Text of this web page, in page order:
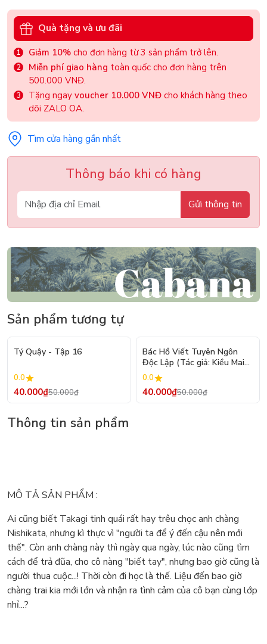
Quà tặng và ưu đãi
Giảm 10% cho đơn hàng từ 3 sản phẩm trở lên.
Miễn phí giao hàng toàn quốc cho đơn hàng trên
500.000 VNĐ.
Tặng ngay voucher 10.000 VNĐ cho khách hàng theo
dõi ZALO OA.
Tìm cửa hàng gần nhất
Thông báo khi có hàng
Gửi thông tin
Sản phẩm tương tự
Tý Quậy - Tập 16
0.0
40.000₫50.000₫
- 20%
Bác Hồ Viết Tuyên Ngôn
Độc Lập (Tác giả: Kiều Mai
Sơn)
0.0
40.000₫50.000₫
Thông tin sản phẩm
MÔ TẢ SẢN PHẨM :
Ai cũng biết Takagi tinh quái rất hay trêu chọc anh chàng
Nishikata, nhưng kì thực vì "người ta để ý đến cậu nên mới
thế". Còn anh chàng này thì ngày qua ngày, lúc nào cũng tìm
cách để trả đũa, cho cô nàng "biết tay", nhưng bao giờ cũng là
người thua cuộc...! Thời còn đi học là thế. Liệu đến bao giờ
chàng trai kia mới lớn và nhận ra tình cảm của cô bạn cùng lớp
nhỉ...?